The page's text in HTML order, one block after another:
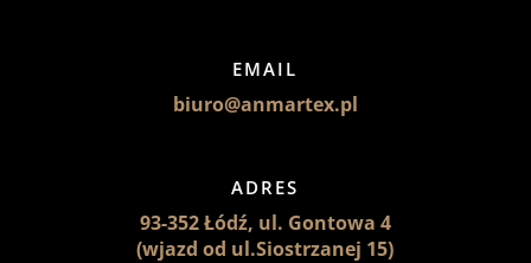
EMAIL
biuro@anmartex.pl
ADRES
93-352 Łódź, ul. Gontowa 4
(wjazd od ul.Siostrzanej 15)